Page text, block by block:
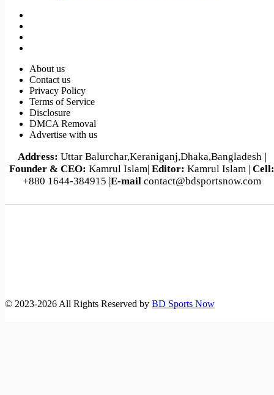
About us
Contact us
Privacy Policy
Terms of Service
Disclosure
DMCA Removal
Advertise with us
Address: Uttar Balurchar,Keraniganj,Dhaka,Bangladesh |
Founder & CEO: Kamrul Islam| Editor: Kamrul Islam | Cell:
+880 1644-384915 |E-mail contact@bdsportsnow.com
©️ 2023-2026 All Rights Reserved by BD Sports Now